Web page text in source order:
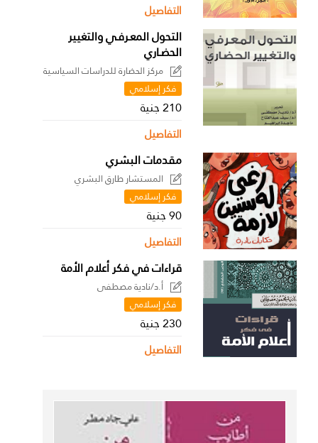
التفاصيل
التحول المعـرفـي والتغيير
الحضـاري
مركز الحضارة للدراسات السياسية
فكر إسلامي
210 جنية
التفاصيل
مقدمات البشري
المستشار طارق البشري
فكر إسلامي
90 جنية
التفاصيل
قراءات في فكر أعلام الأمة
أ.د/نادية مصطفى
فكر إسلامي
230 جنية
التفاصيل